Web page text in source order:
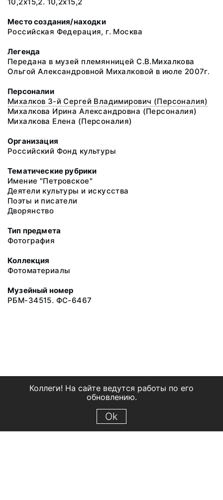
Место создания/находки
Российская Федерация, г. Москва
Легенда
Передана в музей племянницей С.В.Михалкова
Ольгой Александровной Михалковой в июле 2007г.
Персоналии
Михалков 3-й Сергей Владимирович (Персоналия)
Михалкова Ирина Александровна (Персоналия)
Михалкова Елена (Персоналия)
Организация
Российский Фонд культуры
Тематические рубрики
Имение "Петровское"
Деятели культуры и искусства
Поэты и писатели
Дворянство
Тип предмета
Фотография
Коллекция
Фотоматериалы
Музейный номер
РБМ-34515. ФС-6467
Коллеги! На сайте ведутся работы по его
обновлению.
Ok